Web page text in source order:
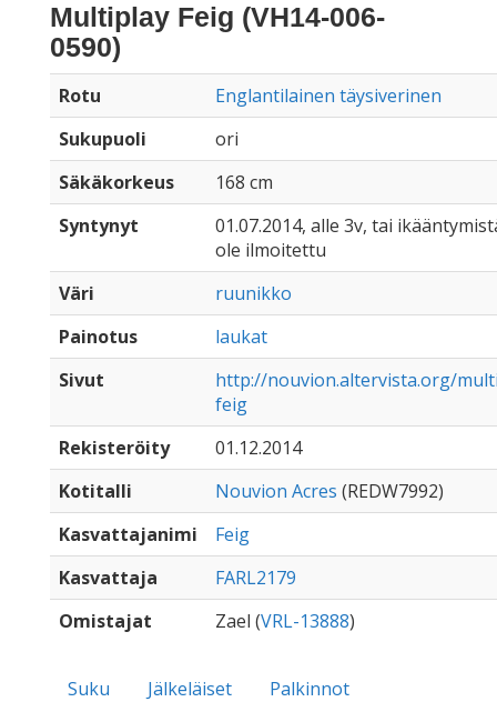
Multiplay Feig (VH14-006-
0590)
Rotu
Englantilainen täysiverinen
Sukupuoli
ori
Säkäkorkeus
168 cm
Syntynyt
01.07.2014, alle 3v, tai
ole ilmoitettu
Väri
ruunikko
Painotus
laukat
Sivut
http://nouvion.altervista.org/
feig
Rekisteröity
01.12.2014
Kotitalli
Nouvion Acres (REDW7992)
Kasvattajanimi
Feig
Kasvattaja
FARL2179
Omistajat
Zael (VRL-13888)
Suku Jälkeläiset
Palkinnot